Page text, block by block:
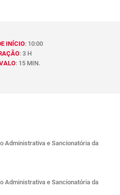
INÍCIO: 10:00
: 3 H
: 15 MIN.
Administrativa e Sancionatória da
Administrativa e Sancionatória da